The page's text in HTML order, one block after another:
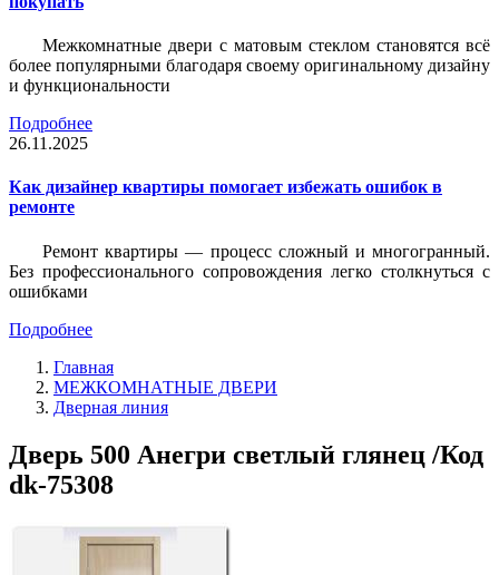
Межкомнатные двери с матовым стеклом становятся всё
более популярными благодаря своему оригинальному дизайну
и функциональности
Подробнее
26.11.2025
Как дизайнер квартиры помогает избежать ошибок в
ремонте
Ремонт квартиры — процесс сложный и многогранный.
Без профессионального сопровождения легко столкнуться с
ошибками
Подробнее
Главная
МЕЖКОМНАТНЫЕ ДВЕРИ
Дверная линия
Дверь 500 Анегри светлый глянец /Код
dk-75308